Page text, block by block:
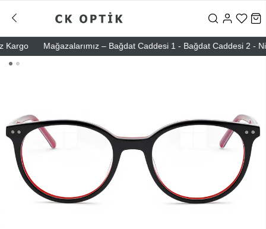
Mağazalarımız – Bağdat Caddesi 1 - Bağdat Caddesi 2 -